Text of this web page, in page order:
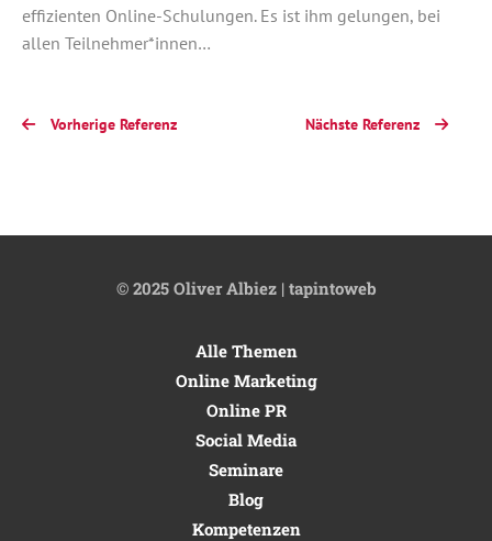
effizienten Online-Schulungen. Es ist ihm gelungen, bei
allen Teilnehmer*innen…
Vorherige Referenz Nächste Referenz
© 2025 Oliver Albiez | tapintoweb
Alle Themen
Online Marketing
Online PR
Social Media
Seminare
Blog
Kompetenzen